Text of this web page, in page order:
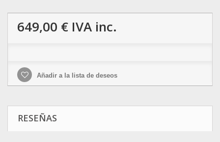
649,00 € IVA inc.
Añadir a la lista de deseos
RESEÑAS